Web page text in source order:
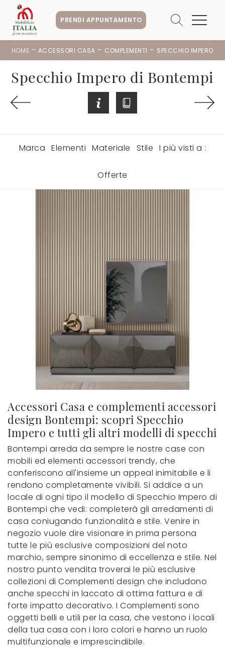
PRENDI APPUNTAMENTO
HOME - ACCESSORI CASA - COMPLEMENTI - SPECCHIO IMPERO
Specchio Impero di Bontempi
Marca Elementi Materiale Stile I più visti a :
Offerte
Accessori Casa e complementi accessori
design Bontempi: scopri Specchio
Impero e tutti gli altri modelli di specchi
Bontempi arreda da sempre le nostre case con
mobili ed elementi accessori trendy, che
conferiscono all'insieme un appeal inimitabile e li
rendono completamente vivibili. Si addice a un
locale di ogni tipo il modello di Specchio Impero di
Bontempi che vedi: completerà gli arredamenti di
casa coniugando funzionalità e stile. Venire in
negozio vuole dire visionare in prima persona
tutte le più esclusive composizioni del noto
marchio, sempre sinonimo di eccellenza e stile. Nel
nostro punto vendita troverai le più esclusive
collezioni di Complementi design che includono
anche specchi in laccato di ottima fattura e di
forte impatto decorativo. I Complementi sono
oggetti belli e utili per la casa, che vestono i locali
della tua casa con i loro colori e hanno un ruolo
multifunzionale e imprescindibile.